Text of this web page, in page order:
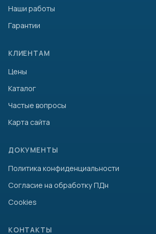
Наши работы
Гарантии
КЛИЕНТАМ
Цены
Каталог
Частые вопросы
Карта сайта
ДОКУМЕНТЫ
Политика конфиденциальности
Согласие на обработку ПДн
Cookies
КОНТАКТЫ